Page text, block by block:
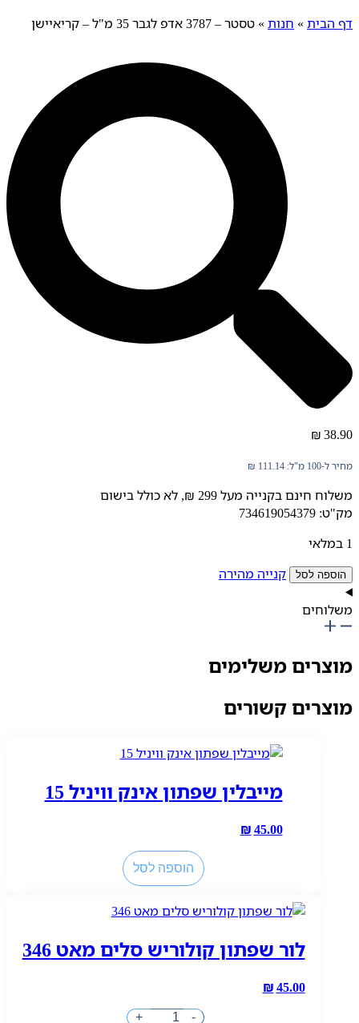
דף הבית»חנות»טסטר – 3787 אדפ לגבר 35 מ"ל – קריאיישן
₪38.90
מחיר ל-100 מ"ל: ₪111.14
משלוח חינם בקנייה מעל 299 ₪, לא כולל בישום
מק"ט: 734619054379
כמות
של
טסטר
אדפ
לגבר
מ"ל
הוספה לסל קנייה מהירה
משלוחים
מוצרים משלימים
מוצרים קשורים
מייבלין שפתון אינק וויניל 15
₪45.00
כמות
של
שפתון
וויניל
15
הוספה לסל
לור שפתון קולוריש סלים מאט 346
₪45.00
-
כמות +